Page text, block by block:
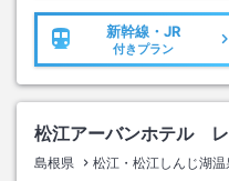
新幹線・JR
付きプラン
松江アーバンホテル
島根県 松江・松江しんじ湖温